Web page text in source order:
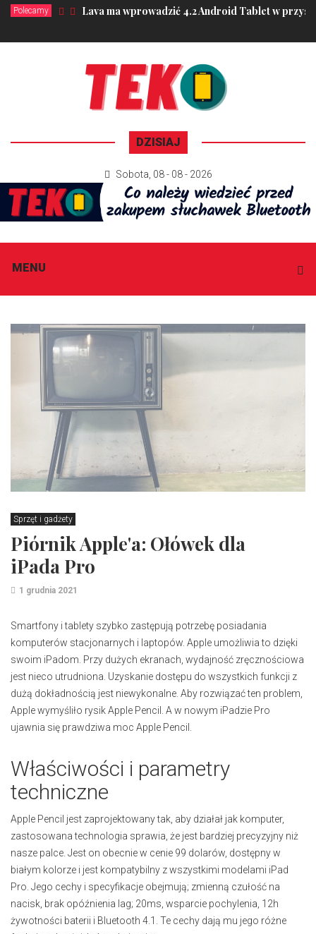
Polecamy Lava ma wprowadzić 4.2 Android Tablet w
DZISIAJ
Sobota 08 - 08 - 2026
MENU
Sprzęt i gadżety
Piórnik Apple'a: Ołówek dla
iPada Pro
1 grudnia 2021
Smartfony i tablety szybko zastępują potrzebę posiadania
komputerów stacjonarnych i laptopów. Apple umożliwia to dzięki
swoim iPadom. Przy dużych ekranach, wydajność zręcznościowa
jest nieco utrudniona. Uzyskanie dostępu do wszystkich funkcji z
dużą dokładnością jest niewykonalne. Aby rozwiązać ten problem,
Apple wymyśliło rysik Apple Pencil. A w nowym iPadzie Pro
ujawnia się prawdziwa moc Apple Pencil.
Właściwości i parametry
techniczne
Apple Pencil jest zaprojektowany tak, aby działał jak komputer,
zastosowana technologia sprawia, że jest bardziej precyzyjny niż
nasze palce. Jest on obecnie w cenie 99 dolarów, dostępny w
białym kolorze i jest kompatybilny z wszystkimi modelami iPad
Pro. Jego cechy i specyfikacje obejmują; zmienną czułość na
nacisk, brak opóźnienia lag; 20ms, wsparcie pochylenia, 12h
żywotności baterii i Bluetooth 4.1. Te cechy dają mu jego różne